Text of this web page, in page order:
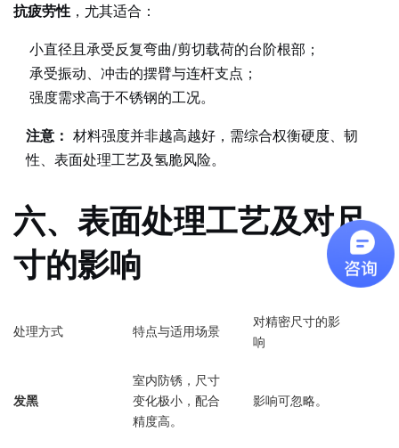
抗疲劳性 ，尤其适合：
小直径且承受反复弯曲/剪切载荷的台阶根部；
承受振动、冲击的摆臂与连杆支点；
强度需求高于不锈钢的工况。
注意： 材料强度并非越高越好，需综合权衡硬度、韧
性、表面处理工艺及氢脆风险。
六、表面处理工艺及对尺
寸的影响
处理方式 特点与适用场景
对精密尺寸的影
响
发黑
室内防锈，尺寸
变化极小，配合
精度高。
影响可忽略。